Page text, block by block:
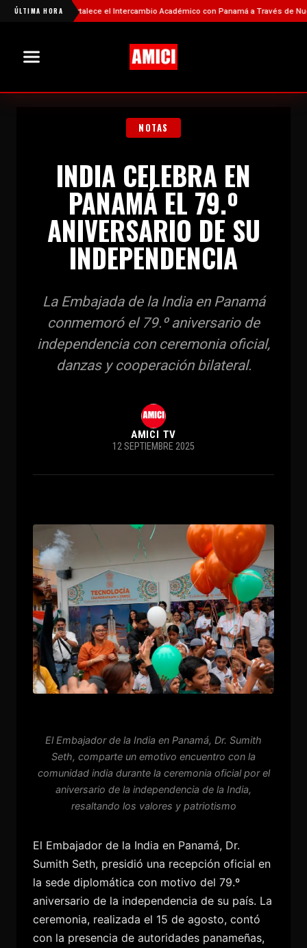
ÚLTIMA HORA
China Fortalece el Intercambio Académico con Panamá a Través de Nuevas
NOTAS
INDIA CELEBRA EN
PANAMÁ EL 79.º
ANIVERSARIO DE SU
INDEPENDENCIA
La Embajada de la India en Panamá
conmemoró el 79.º aniversario de
independencia con ceremonia oficial,
danzas y cooperación bilateral.
AMICI TV
12 SEPTIEMBRE 2025
El Embajador de la India en Panamá, Dr. Sumith
Seth, comparte un emotivo encuentro con la
comunidad india durante la ceremonia oficial por el
aniversario de la independencia de la India,
resaltando los valores y patriotismo
El Embajador de la India en Panamá, Dr.
Sumith Seth, presidió una recepción oficial en
la sede diplomática con motivo del 79.º
aniversario de la independencia de su país. La
ceremonia, realizada el 15 de agosto, contó
con la presencia de autoridades panameñas,